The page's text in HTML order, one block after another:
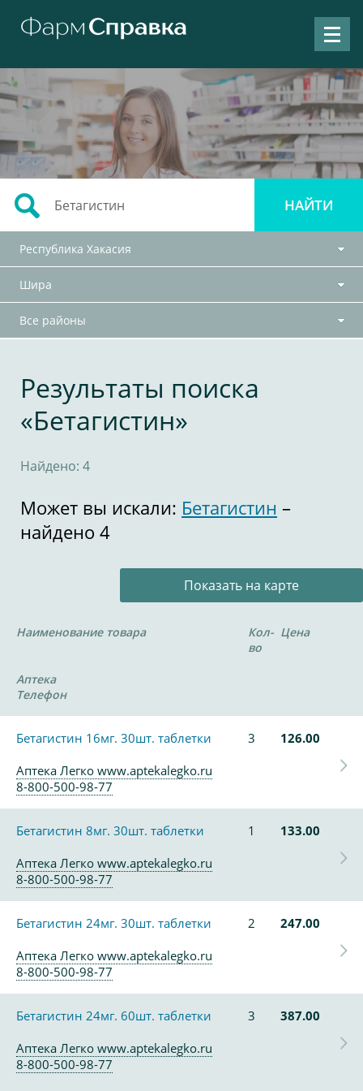
Республика Хакасия
Шира
Все районы
Результаты поиска
«Бетагистин»
Найдено: 4
Может вы искали: Бетагистин –
найдено 4
Показать на карте
Наименование товара
Кол-
во
Цена
Аптека
Телефон
Бетагистин 16мг. 30шт. таблетки 3
126.00
Аптека Легко www.aptekalegko.ru
8-800-500-98-77
Бетагистин 8мг. 30шт. таблетки 1
133.00
Аптека Легко www.aptekalegko.ru
8-800-500-98-77
Бетагистин 24мг. 30шт. таблетки 2
247.00
Аптека Легко www.aptekalegko.ru
8-800-500-98-77
Бетагистин 24мг. 60шт. таблетки 3
387.00
Аптека Легко www.aptekalegko.ru
8-800-500-98-77